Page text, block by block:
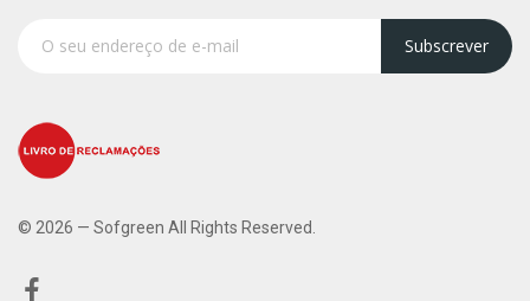
Subscrever
© 2026 — Sofgreen All Rights Reserved.